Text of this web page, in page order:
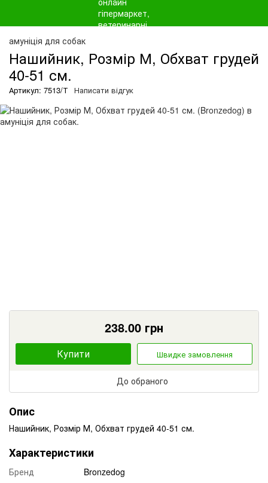
амуніція для собак
Нашийник, Розмір М, Обхват грудей
40-51 см.
Артикул: 7513/Т Написати відгук
238.00 грн
Купити Швидке замовлення
До обраного
Опис
Нашийник, Розмір М, Обхват грудей 40-51 см.
Характеристики
Бренд Bronzedog